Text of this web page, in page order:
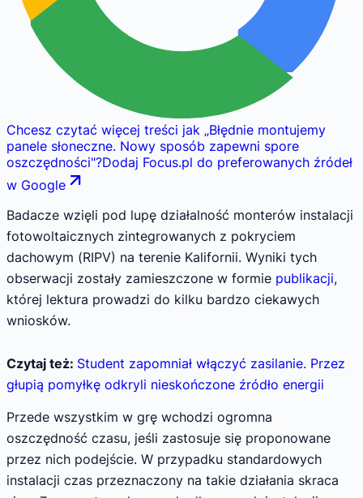
Chcesz czytać więcej treści jak „Błędnie montujemy
panele słoneczne. Nowy sposób zapewni spore
oszczędności"?Dodaj Focus.pl do preferowanych źródeł
w Google
Badacze wzięli pod lupę działalność monterów instalacji
fotowoltaicznych zintegrowanych z pokryciem
dachowym (RIPV) na terenie Kalifornii. Wyniki tych
obserwacji zostały zamieszczone w formie publikacji,
której lektura prowadzi do kilku bardzo ciekawych
wniosków.
Czytaj też: Student zapomniał włączyć zasilanie. Przez
głupią pomyłkę odkryli nieskończone źródło energii
Przede wszystkim w grę wchodzi ogromna
oszczędność czasu, jeśli zastosuje się proponowane
przez nich podejście. W przypadku standardowych
instalacji czas przeznaczony na takie działania skraca